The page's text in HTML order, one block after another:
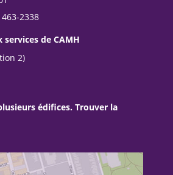
2338
services de CAMH
2)
édifices. Trouver la